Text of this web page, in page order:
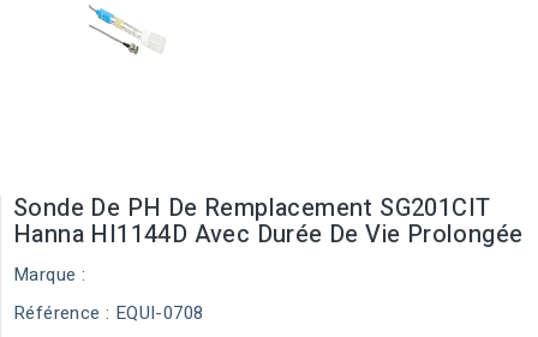
Sonde De PH De Remplacement SG201CIT
Hanna HI1144D Avec Durée De Vie Prolongée
Marque :
Référence : EQUI-0708